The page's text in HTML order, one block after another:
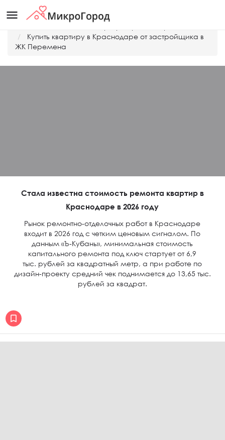
menu
Купить квартиру в Краснодаре от застройщика в
ЖК Перемена
Стала известна стоимость ремонта квартир в
Краснодаре в 2026 году
Рынок ремонтно-отделочных работ в Краснодаре
входит в 2026 год с четким ценовым сигналом. По
данным «Ъ-Кубань», минимальная стоимость
капитального ремонта под ключ стартует от 6,9
тыс. рублей за квадратный метр, а при работе по
дизайн-проекту средний чек поднимается до 13,65 тыс.
рублей за квадрат.